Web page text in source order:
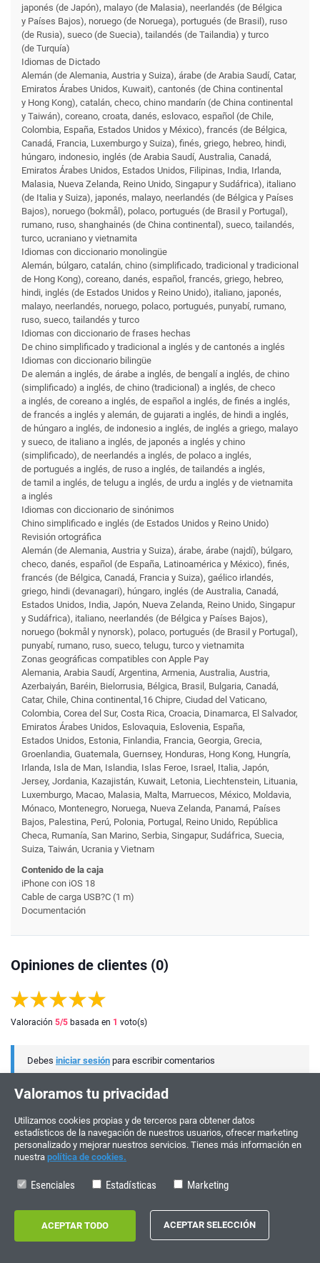
japonés (de Japón), malayo (de Malasia), neerlandés (de Bélgica
y Países Bajos), noruego (de Noruega), portugués (de Brasil), ruso
(de Rusia), sueco (de Suecia), tailandés (de Tailandia) y turco
(de Turquía)
Idiomas de Dictado
Alemán (de Alemania, Austria y Suiza), árabe (de Arabia Saudí, Catar,
Emiratos Árabes Unidos, Kuwait), cantonés (de China continental
y Hong Kong), catalán, checo, chino mandarín (de China continental
y Taiwán), coreano, croata, danés, eslovaco, español (de Chile,
Colombia, España, Estados Unidos y México), francés (de Bélgica,
Canadá, Francia, Luxemburgo y Suiza), finés, griego, hebreo, hindi,
húngaro, indonesio, inglés (de Arabia Saudí, Australia, Canadá,
Emiratos Árabes Unidos, Estados Unidos, Filipinas, India, Irlanda,
Malasia, Nueva Zelanda, Reino Unido, Singapur y Sudáfrica), italiano
(de Italia y Suiza), japonés, malayo, neerlandés (de Bélgica y Países
Bajos), noruego (bokmål), polaco, portugués (de Brasil y Portugal),
rumano, ruso, shanghainés (de China continental), sueco, tailandés,
turco, ucraniano y vietnamita
Idiomas con diccionario monolingüe
Alemán, búlgaro, catalán, chino (simplificado, tradicional y tradicional
de Hong Kong), coreano, danés, español, francés, griego, hebreo,
hindi, inglés (de Estados Unidos y Reino Unido), italiano, japonés,
malayo, neerlandés, noruego, polaco, portugués, punyabí, rumano,
ruso, sueco, tailandés y turco
Idiomas con diccionario de frases hechas
De chino simplificado y tradicional a inglés y de cantonés a inglés
Idiomas con diccionario bilingüe
De alemán a inglés, de árabe a inglés, de bengalí a inglés, de chino
(simplificado) a inglés, de chino (tradicional) a inglés, de checo
a inglés, de coreano a inglés, de español a inglés, de finés a inglés,
de francés a inglés y alemán, de gujarati a inglés, de hindi a inglés,
de húngaro a inglés, de indonesio a inglés, de inglés a griego, malayo
y sueco, de italiano a inglés, de japonés a inglés y chino
(simplificado), de neerlandés a inglés, de polaco a inglés,
de portugués a inglés, de ruso a inglés, de tailandés a inglés,
de tamil a inglés, de telugu a inglés, de urdu a inglés y de vietnamita
a inglés
Idiomas con diccionario de sinónimos
Chino simplificado e inglés (de Estados Unidos y Reino Unido)
Revisión ortográfica
Alemán (de Alemania, Austria y Suiza), árabe, árabe (najdí), búlgaro,
checo, danés, español (de España, Latinoamérica y México), finés,
francés (de Bélgica, Canadá, Francia y Suiza), gaélico irlandés,
griego, hindi (devanagari), húngaro, inglés (de Australia, Canadá,
Estados Unidos, India, Japón, Nueva Zelanda, Reino Unido, Singapur
y Sudáfrica), italiano, neerlandés (de Bélgica y Países Bajos),
noruego (bokmål y nynorsk), polaco, portugués (de Brasil y Portugal),
punyabí, rumano, ruso, sueco, telugu, turco y vietnamita
Zonas geográficas compatibles con Apple Pay
Alemania, Arabia Saudí, Argentina, Armenia, Australia, Austria,
Azerbaiyán, Baréin, Bielorrusia, Bélgica, Brasil, Bulgaria, Canadá,
Catar, Chile, China continental,16 Chipre, Ciudad del Vaticano,
Colombia, Corea del Sur, Costa Rica, Croacia, Dinamarca, El Salvador,
Emiratos Árabes Unidos, Eslovaquia, Eslovenia, España,
Estados Unidos, Estonia, Finlandia, Francia, Georgia, Grecia,
Groenlandia, Guatemala, Guernsey, Honduras, Hong Kong, Hungría,
Irlanda, Isla de Man, Islandia, Islas Feroe, Israel, Italia, Japón,
Jersey, Jordania, Kazajistán, Kuwait, Letonia, Liechtenstein, Lituania,
Luxemburgo, Macao, Malasia, Malta, Marruecos, México, Moldavia,
Mónaco, Montenegro, Noruega, Nueva Zelanda, Panamá, Países
Bajos, Palestina, Perú, Polonia, Portugal, Reino Unido, República
Checa, Rumanía, San Marino, Serbia, Singapur, Sudáfrica, Suecia,
Suiza, Taiwán, Ucrania y Vietnam
Contenido de la caja
iPhone con iOS 18
Cable de carga USB?C (1 m)
Documentación
Opiniones de clientes (0)
Valoración 5/5 basada en 1 voto(s)
Debes iniciar sesión para escribir comentarios
¡ÚNETE Y PARTICIPA!
Valoramos tu privacidad
Utilizamos cookies propias y de terceros para obtener datos
estadísticos de la navegación de nuestros usuarios, ofrecer marketing
personalizado y mejorar nuestros servicios. Tienes más información en
nuestra política de cookies.
Esenciales Estadísticas Marketing